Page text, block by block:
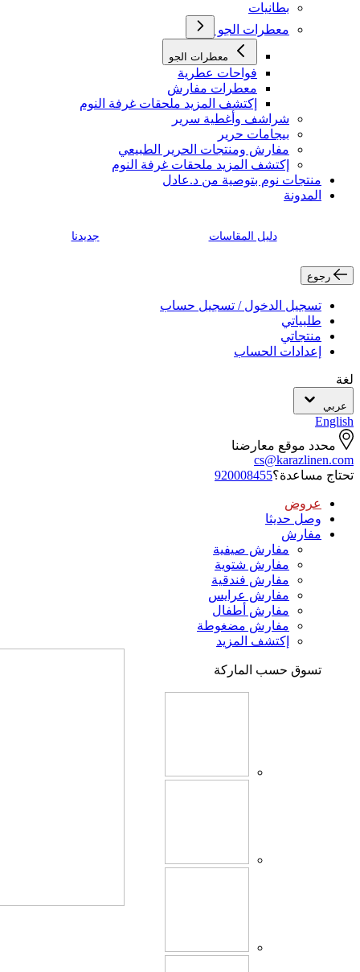
بطانيات
معطرات الجو
معطرات الجو
فواحات عطرية
معطرات مفارش
إكتشف المزيد ملحقات غرفة النوم
شراشف وأغطية سرير
بيجامات حرير
مفارش ومنتجات الحرير الطبيعي
إكتشف المزيد ملحقات غرفة النوم
منتجات نوم بتوصية من د.عادل
المدونة
دليل المقاسات جديدنا
رجوع
تسجيل الدخول / تسجيل حساب
طلبياتي
منتجاتي
إعدادات الحساب
لغة
عربي
English
محدد موقع معارضنا
cs@karazlinen.com
تحتاج مساعدة؟920008455
عروض
وصل حديثا
مفارش
مفارش صيفية
مفارش شتوية
مفارش فندقية
مفارش عرايس
مفارش أطفال
مفارش مضغوطة
إكتشف المزيد
تسوق حسب الماركة